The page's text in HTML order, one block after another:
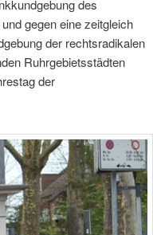
des
gegen eine zeitgleich
der rechtsradikalen
Ruhrgebietsstädten
der